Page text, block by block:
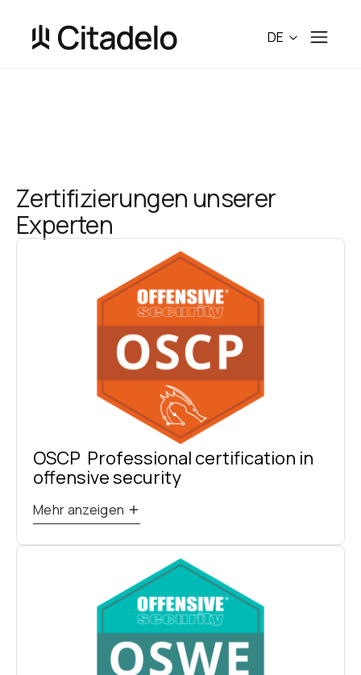
DE
Zertifizierungen unserer
Experten
OSCP  Professional certification in
offensive security
Mehr anzeigen